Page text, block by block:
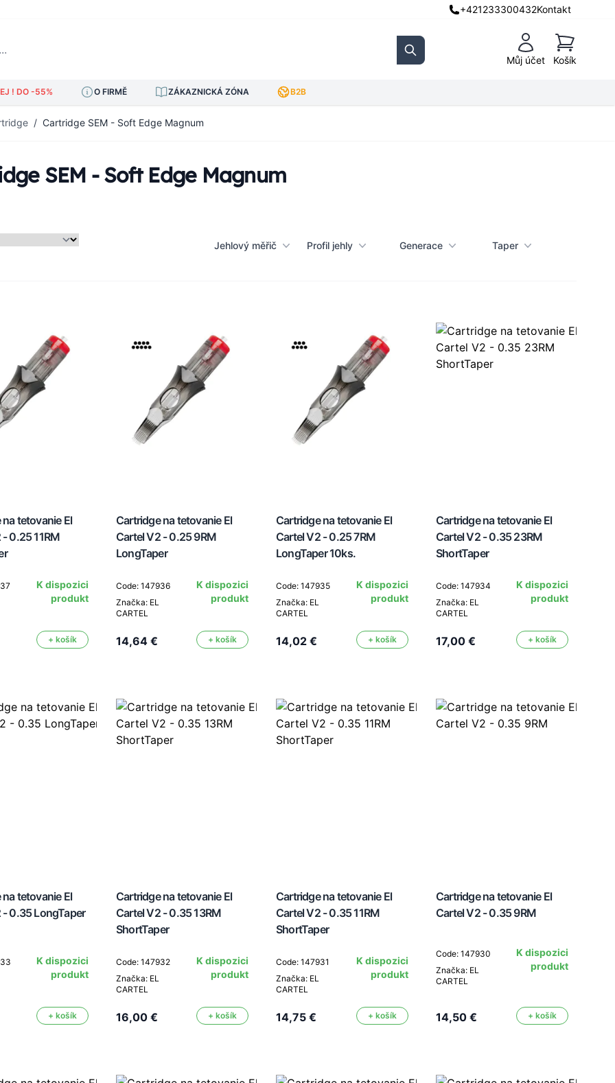
+421233300432Kontakt
Search Můj účet
Košík
Košík
! DO -55% O FIRMĚ ZÁKAZNICKÁ ZÓNA B2B
/ Cartridge SEM - Soft Edge Magnum
SEM - Soft Edge Magnum
Jehlový měřič Profil jehly Generace Taper
tetovanie El
0.25 11RM
K dispozici
produkt
+ košík
Cartridge na tetovanie El
Cartel V2 - 0.25 9RM
LongTaper
Code: 147936
Značka: EL
CARTEL
K dispozici
produkt
14,64 € + košík
Cartridge na tetovanie El
Cartel V2 - 0.25 7RM
LongTaper 10ks.
Code: 147935
Značka: EL
CARTEL
K dispozici
produkt
14,02 € + košík
Cartridge na tetovanie El
Cartel V2 - 0.35 23RM
ShortTaper
Code: 147934
Značka: EL
CARTEL
K dispozici
produkt
17,00 € + košík
tetovanie El
- 0.35 LongTaper
K dispozici
produkt
+ košík
Cartridge na tetovanie El
Cartel V2 - 0.35 13RM
ShortTaper
Code: 147932
Značka: EL
CARTEL
K dispozici
produkt
16,00 € + košík
Cartridge na tetovanie El
Cartel V2 - 0.35 11RM
ShortTaper
Code: 147931
Značka: EL
CARTEL
K dispozici
produkt
14,75 € + košík
Cartridge na tetovanie El
Cartel V2 - 0.35 9RM
Code: 147930
Značka: EL
CARTEL
K dispozici
produkt
14,50 € + košík